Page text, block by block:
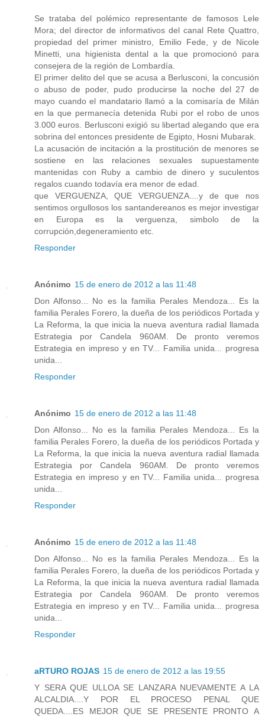
Se trataba del polémico representante de famosos Lele
Mora; del director de informativos del canal Rete Quattro,
propiedad del primer ministro, Emilio Fede, y de Nicole
Minetti, una higienista dental a la que promocionó para
consejera de la región de Lombardía.
El primer delito del que se acusa a Berlusconi, la concusión
o abuso de poder, pudo producirse la noche del 27 de
mayo cuando el mandatario llamó a la comisaría de Milán
en la que permanecía detenida Rubi por el robo de unos
3.000 euros. Berlusconi exigió su libertad alegando que era
sobrina del entonces presidente de Egipto, Hosni Mubarak.
La acusación de incitación a la prostitución de menores se
sostiene en las relaciones sexuales supuestamente
mantenidas con Ruby a cambio de dinero y suculentos
regalos cuando todavía era menor de edad.
que VERGUENZA, QUE VERGUENZA....y de que nos
sentimos orgullosos los santandereanos es mejor investigar
en Europa es la verguenza, simbolo de la
corrupción,degeneramiento etc.
Responder
Anónimo 15 de enero de 2012 a las 11:48
Don Alfonso... No es la familia Perales Mendoza... Es la
familia Perales Forero, la dueña de los periódicos Portada y
La Reforma, la que inicia la nueva aventura radial llamada
Estrategia por Candela 960AM. De pronto veremos
Estrategia en impreso y en TV... Familia unida... progresa
unida...
Responder
Anónimo 15 de enero de 2012 a las 11:48
Don Alfonso... No es la familia Perales Mendoza... Es la
familia Perales Forero, la dueña de los periódicos Portada y
La Reforma, la que inicia la nueva aventura radial llamada
Estrategia por Candela 960AM. De pronto veremos
Estrategia en impreso y en TV... Familia unida... progresa
unida...
Responder
Anónimo 15 de enero de 2012 a las 11:48
Don Alfonso... No es la familia Perales Mendoza... Es la
familia Perales Forero, la dueña de los periódicos Portada y
La Reforma, la que inicia la nueva aventura radial llamada
Estrategia por Candela 960AM. De pronto veremos
Estrategia en impreso y en TV... Familia unida... progresa
unida...
Responder
aRTURO ROJAS 15 de enero de 2012 a las 19:55
Y SERA QUE ULLOA SE LANZARA NUEVAMENTE A LA
ALCALDIA....Y POR EL PROCESO PENAL QUE
QUEDA....ES MEJOR QUE SE PRESENTE PRONTO A